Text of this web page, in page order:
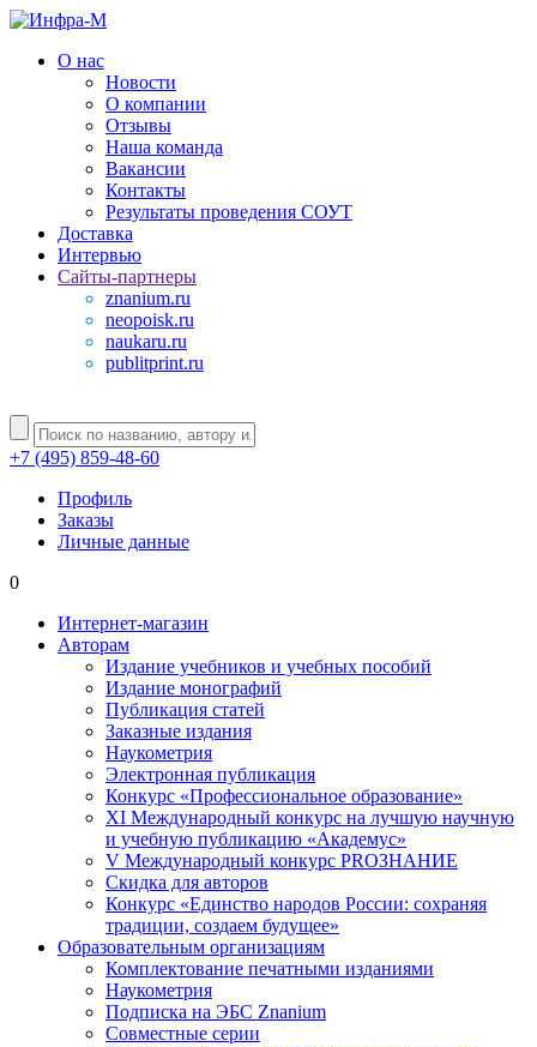
О нас
Новости
О компании
Отзывы
Наша команда
Вакансии
Контакты
Результаты проведения СОУТ
Доставка
Интервью
Сайты-партнеры
znanium.ru
neopoisk.ru
naukaru.ru
publitprint.ru
+7 (495) 859-48-60
Профиль
Заказы
Личные данные
0
Интернет-магазин
Авторам
Издание учебников и учебных пособий
Издание монографий
Публикация статей
Заказные издания
Наукометрия
Электронная публикация
Конкурс «Профессиональное образование»
XI Международный конкурс на лучшую научную
и учебную публикацию «Академус»
V Международный конкурс PROЗНАНИЕ
Скидка для авторов
Конкурс «Единство народов России: сохраняя
традиции, создаем будущее»
Образовательным организациям
Комплектование печатными изданиями
Наукометрия
Подписка на ЭБС Znanium
Совместные серии